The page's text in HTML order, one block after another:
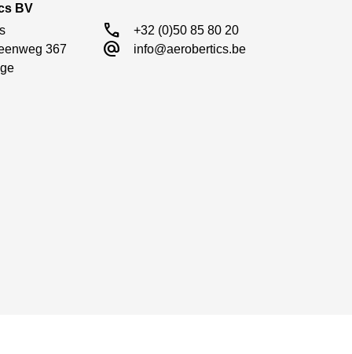
BV
367
call +32 (0)50 85 80 20
alternate_email info@aerobertics.be